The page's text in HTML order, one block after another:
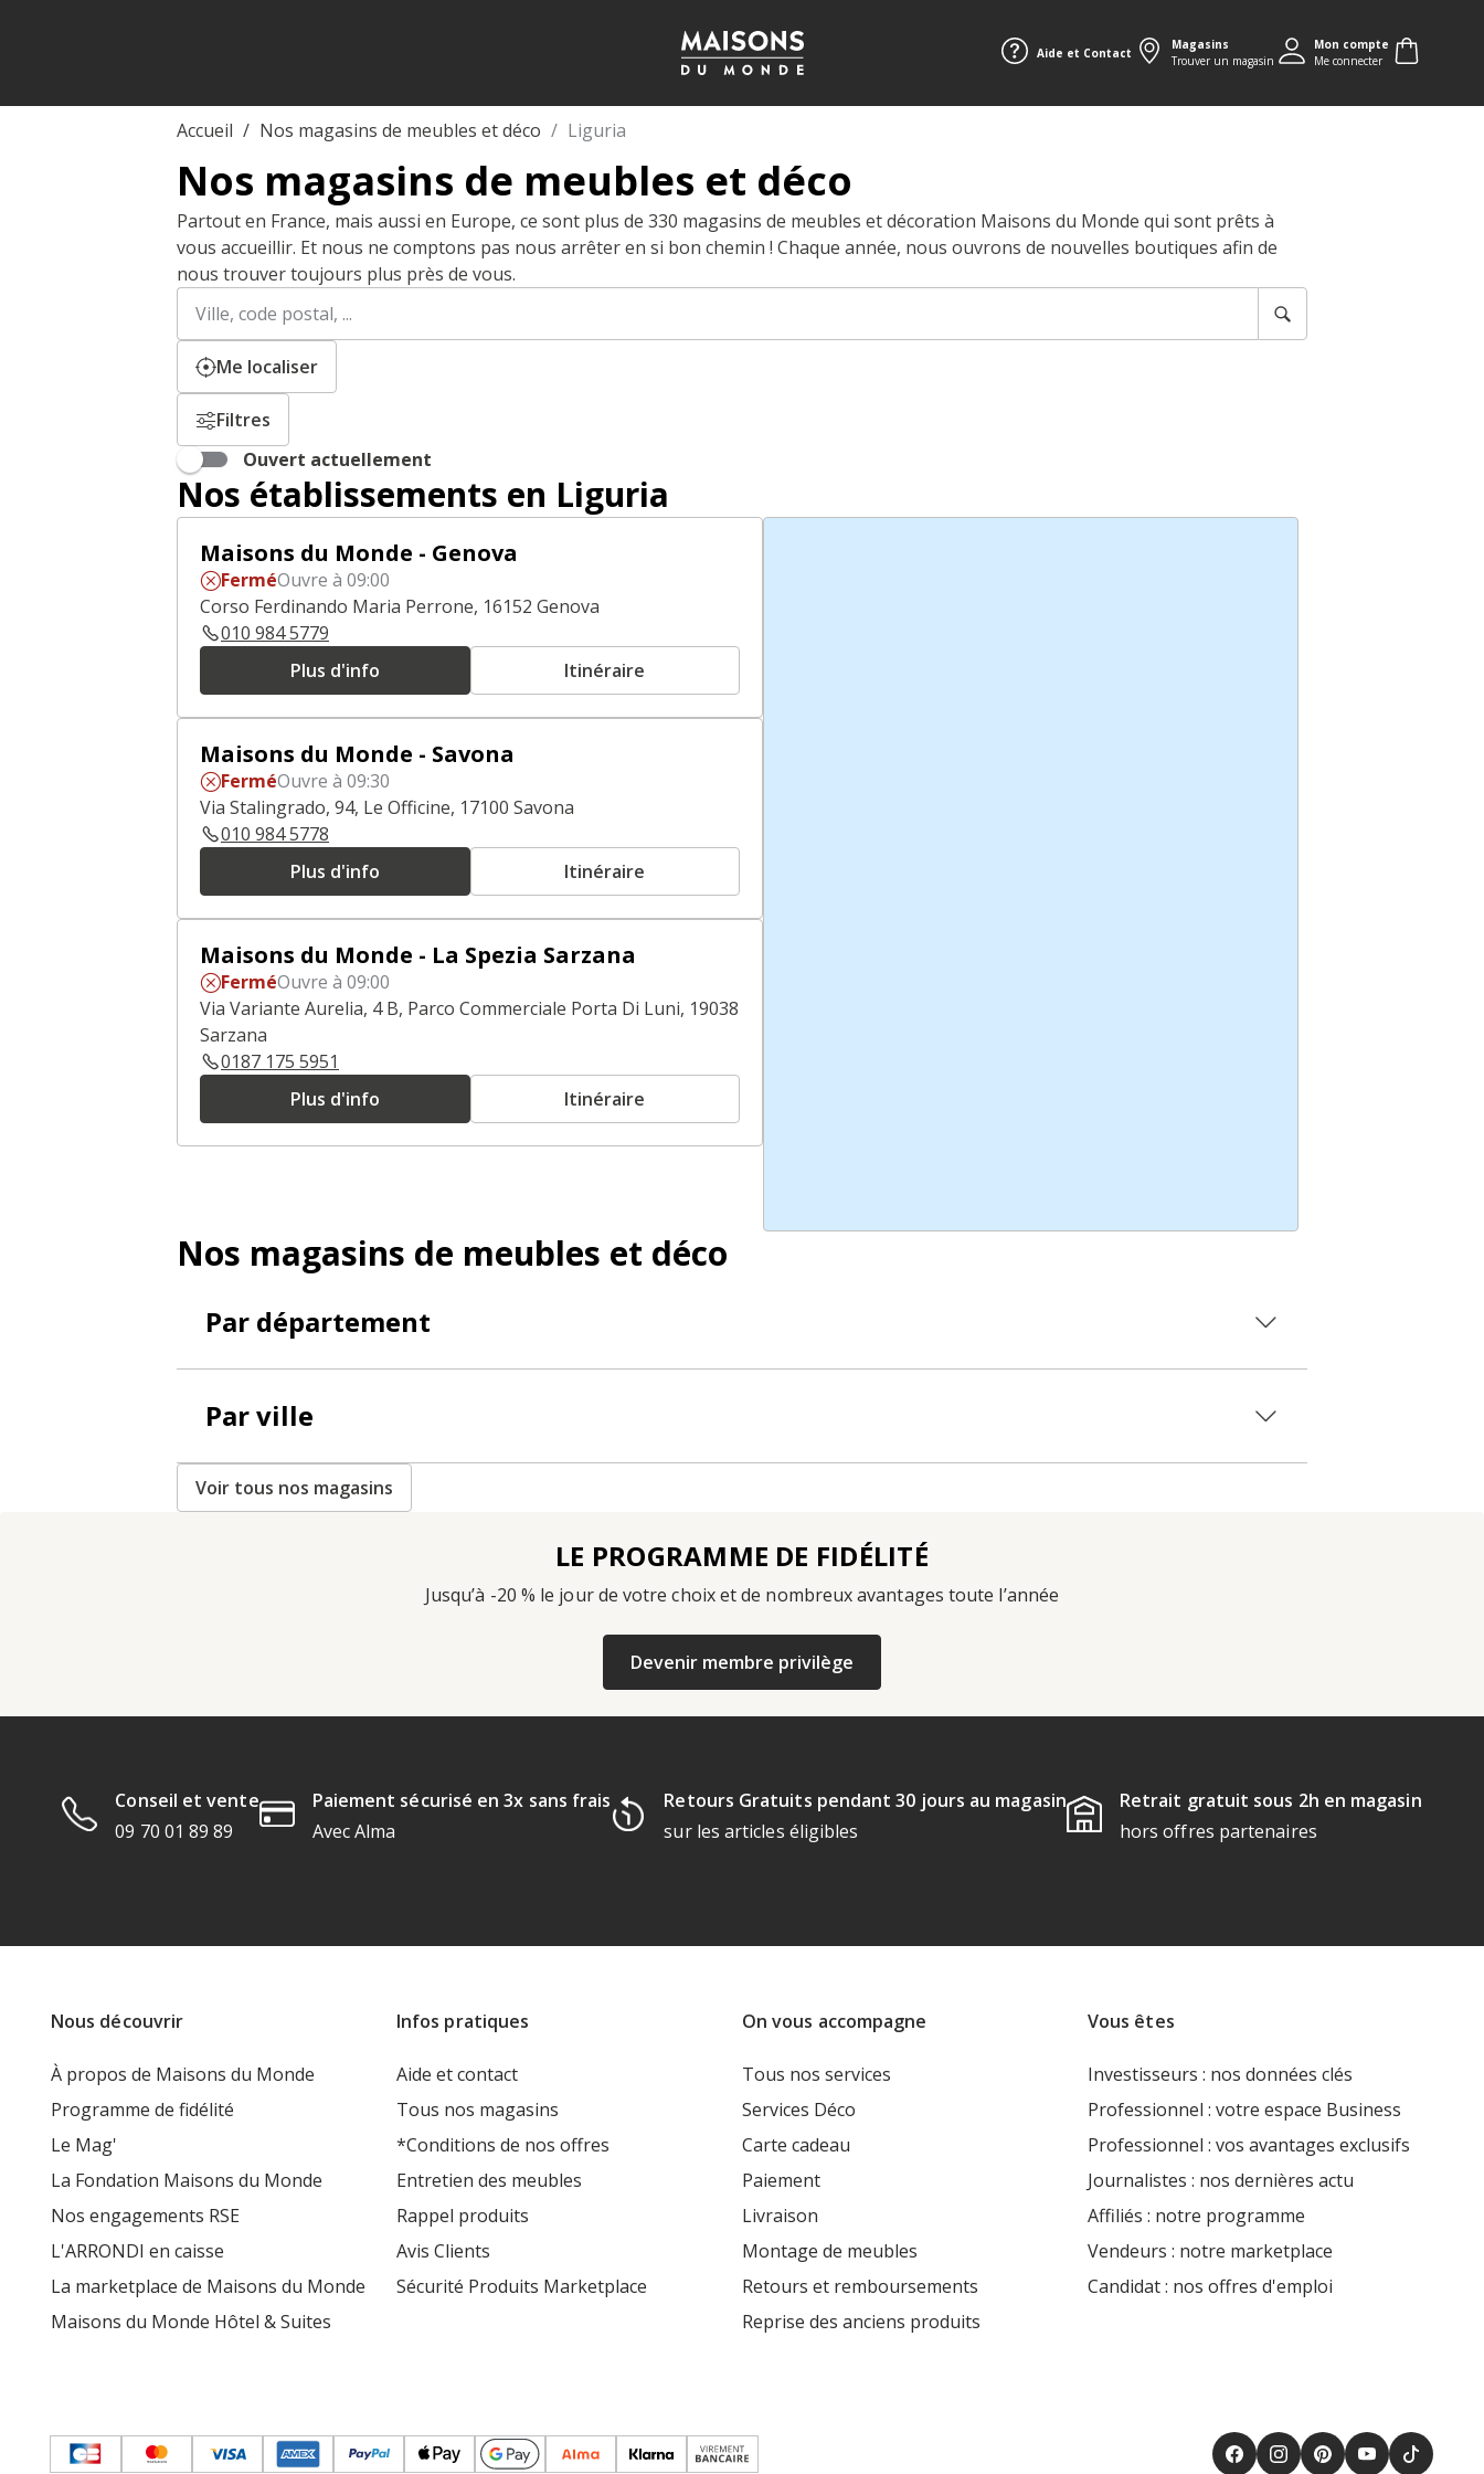
Aide et Contact
Magasins
Trouver un magasin
Mon compte
Me connecter
Accueil Nos magasins de meubles et déco Liguria
Nos magasins de meubles et déco
Partout en France, mais aussi en Europe, ce sont plus de 330 magasins de meubles et décoration Maisons du Monde qui sont prêts à
vous accueillir. Et nous ne comptons pas nous arrêter en si bon chemin ! Chaque année, nous ouvrons de nouvelles boutiques afin de
nous trouver toujours plus près de vous.
Veuillez
renseigner
adresse
Me localiser
Filtres
Ouvert actuellement
Nos établissements en Liguria
Maisons du Monde - Genova
FerméOuvre à 09:00
Corso Ferdinando Maria Perrone, 16152 Genova
010 984 5779
Plus d'info
Itinéraire
Maisons du Monde - Savona
FerméOuvre à 09:30
Via Stalingrado, 94, Le Officine, 17100 Savona
010 984 5778
Plus d'info
Itinéraire
Maisons du Monde - La Spezia Sarzana
FerméOuvre à 09:00
Via Variante Aurelia, 4 B, Parco Commerciale Porta Di Luni, 19038
Sarzana
0187 175 5951
Plus d'info
Itinéraire
Nos magasins de meubles et déco
Par département
Par ville
Voir tous nos magasins
LE PROGRAMME DE FIDÉLITÉ
Jusqu’à -20 % le jour de votre choix et de nombreux avantages toute l’année
Devenir membre privilège
Conseil et vente
09 70 01 89 89
Paiement sécurisé en 3x sans frais
Avec Alma
Retours Gratuits pendant 30 jours au magasin
sur les articles éligibles
Retrait gratuit sous 2h en magasin
hors offres partenaires
Nous découvrir
À propos de Maisons du Monde
Programme de fidélité
Le Mag'
La Fondation Maisons du Monde
Nos engagements RSE
L'ARRONDI en caisse
La marketplace de Maisons du Monde
Maisons du Monde Hôtel & Suites
Infos pratiques
Aide et contact
Tous nos magasins
*Conditions de nos offres
Entretien des meubles
Rappel produits
Avis Clients
Sécurité Produits Marketplace
On vous accompagne
Tous nos services
Services Déco
Carte cadeau
Paiement
Livraison
Montage de meubles
Retours et remboursements
Reprise des anciens produits
Vous êtes
Investisseurs : nos données clés
Professionnel : votre espace Business
Professionnel : vos avantages exclusifs
Journalistes : nos dernières actu
Affiliés : notre programme
Vendeurs : notre marketplace
Candidat : nos offres d'emploi